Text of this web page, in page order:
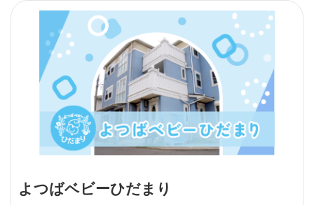
よつばベビーひだまり